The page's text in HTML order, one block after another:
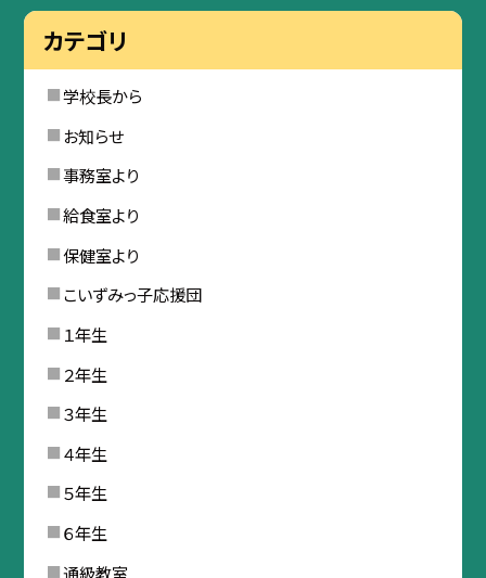
カテゴリ
学校長から
お知らせ
事務室より
給食室より
保健室より
こいずみっ子応援団
１年生
２年生
３年生
４年生
５年生
６年生
通級教室